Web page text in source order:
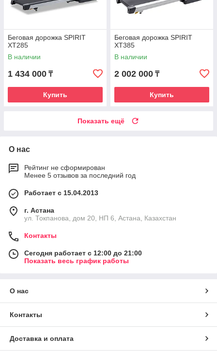
Беговая дорожка SPIRIT
XT285
В наличии
1 434 000 ₸
Купить
Беговая дорожка SPIRIT
XT385
В наличии
2 002 000 ₸
Купить
Показать ещё
О нас
Рейтинг не сформирован
Менее 5 отзывов за последний год
Работает с 15.04.2013
г. Астана
ул. Токпанова, дом 20, НП 6, Астана, Казахстан
Контакты
Сегодня работает с 12:00 до 21:00
Показать весь график работы
О нас
Контакты
Доставка и оплата